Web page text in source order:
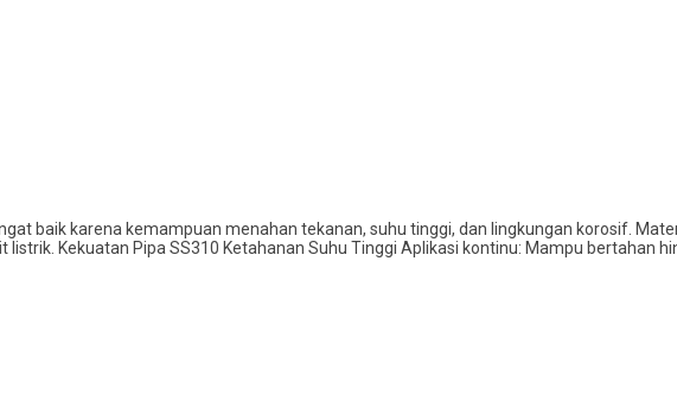
baik karena kemampuan menahan tekanan, suhu tinggi, dan lingkungan korosif.
Kekuatan Pipa SS310 Ketahanan Suhu Tinggi Aplikasi kontinu: Mampu bertahan